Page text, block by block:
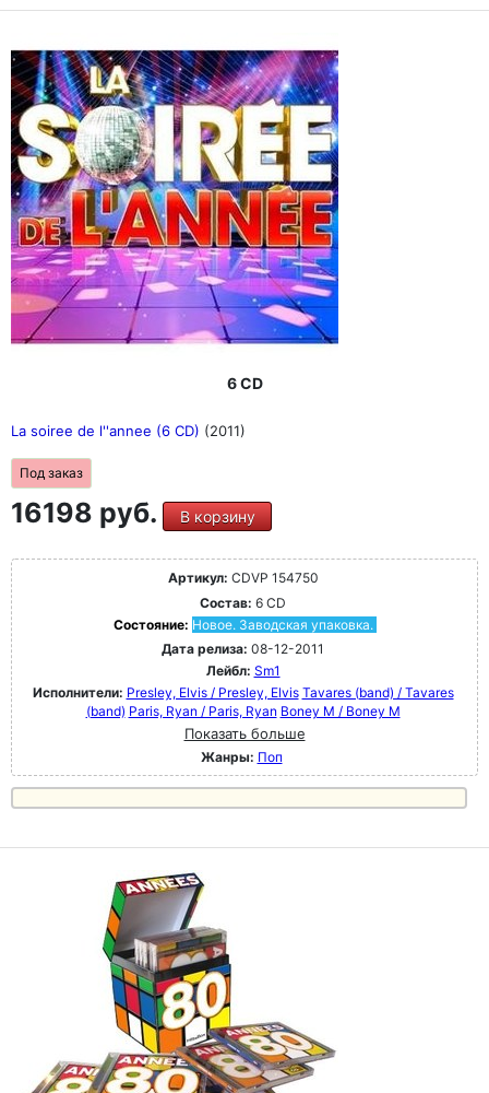
6 CD
La soiree de l''annee (6 CD) (2011)
Под заказ
16198 руб. В корзину
Артикул: CDVP 154750
Состав: 6 CD
Состояние: Новое. Заводская упаковка.
Дата релиза: 08-12-2011
Лейбл: Sm1
Исполнители: Presley, Elvis / Presley, Elvis Tavares (band) / Tavares
(band) Paris, Ryan / Paris, Ryan Boney M / Boney M
Показать больше
Жанры: Поп